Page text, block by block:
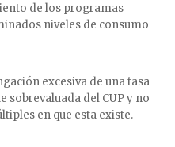
de los programas
niveles de consumo
excesiva de una tasa
del CUP y no
en que esta existe.